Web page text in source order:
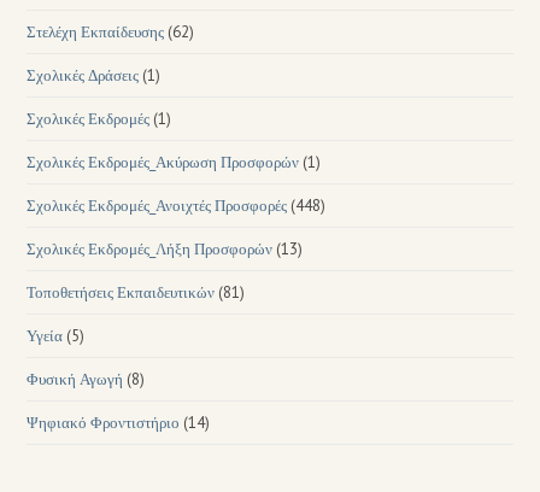
Στελέχη Εκπαίδευσης (62)
Σχολικές Δράσεις (1)
Σχολικές Εκδρομές (1)
Σχολικές Εκδρομές_Ακύρωση Προσφορών (1)
Σχολικές Εκδρομές_Ανοιχτές Προσφορές (448)
Σχολικές Εκδρομές_Λήξη Προσφορών (13)
Τοποθετήσεις Εκπαιδευτικών (81)
Υγεία (5)
Φυσική Αγωγή (8)
Ψηφιακό Φροντιστήριο (14)